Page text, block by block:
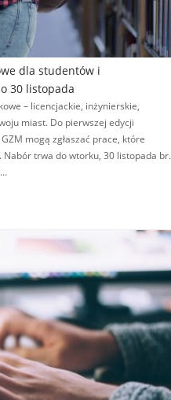
dla studentów i
30 listopada
– licencjackie, inżynierskie,
miast. Do pierwszej edycji
mogą zgłaszać prace, które
Nabór trwa do wtorku, 30 listopada br.